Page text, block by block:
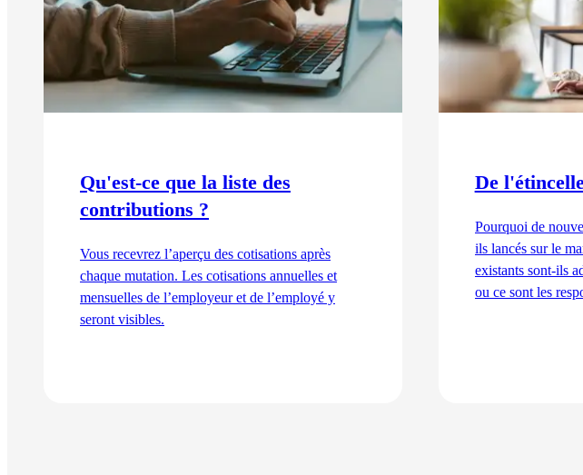
Qu'est-ce que la liste des
contributions ?
Vous recevrez l’aperçu des cotisations après
chaque mutation. Les cotisations annuelles et
mensuelles de l’employeur et de l’employé y
seront visibles.
De
Pourquoi de
ils lancés sur le
existants sont-ils
ou ce sont les